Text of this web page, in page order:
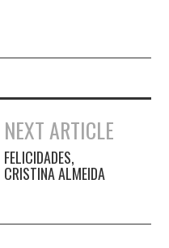
NEXT ARTICLE
FELICIDADES,
CRISTINA ALMEIDA